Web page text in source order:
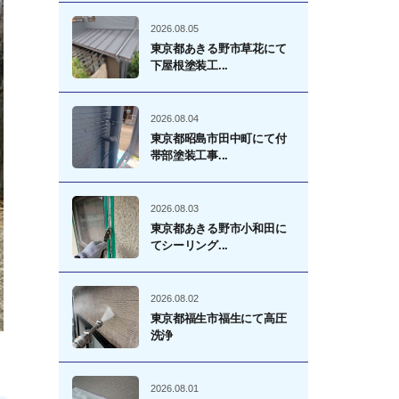
2026.08.05
東京都あきる野市草花にて
下屋根塗装工...
2026.08.04
東京都昭島市田中町にて付
帯部塗装工事...
2026.08.03
東京都あきる野市小和田に
てシーリング...
2026.08.02
東京都福生市福生にて高圧
洗浄
2026.08.01